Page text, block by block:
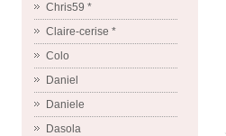
Chris59 *
Claire-cerise *
Colo
Daniel
Daniele
Dasola